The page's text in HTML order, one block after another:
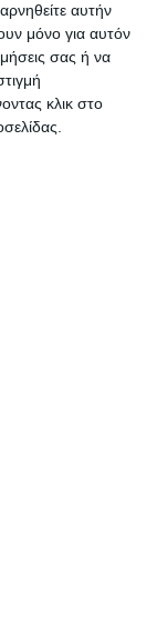
αυτήν
μόνο για αυτόν
σας ή να
κλικ στο
θα
Δήμαρχο
στις